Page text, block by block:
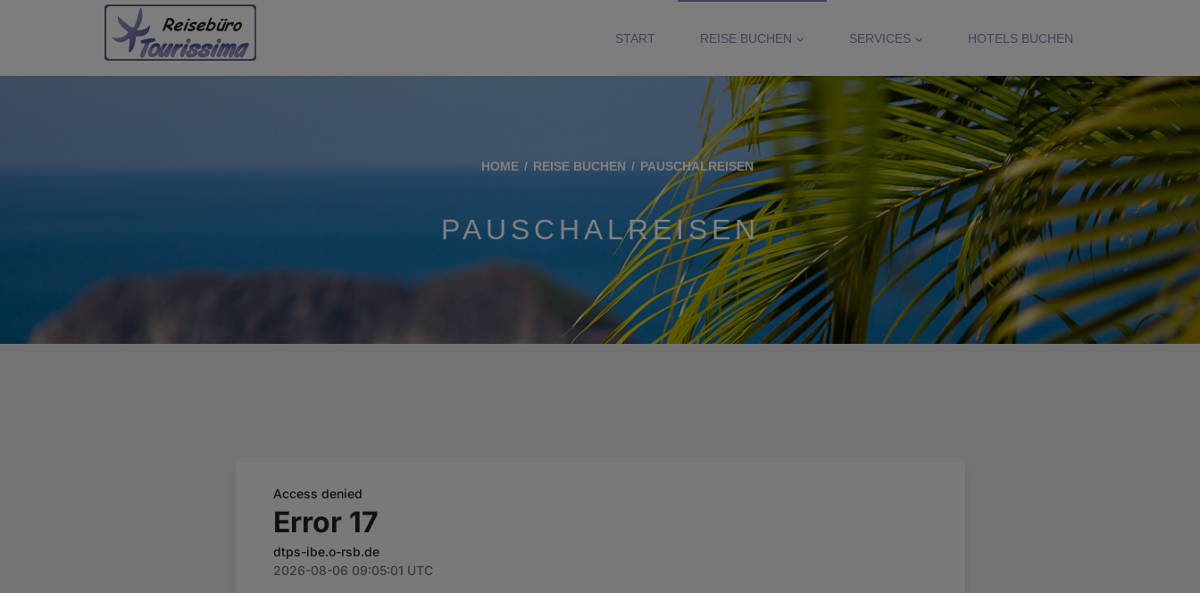
START REISE BUCHEN SERVICES HOTELS BUCHEN
HOME REISE BUCHEN PAUSCHALREISEN
PAUSCHALREISEN